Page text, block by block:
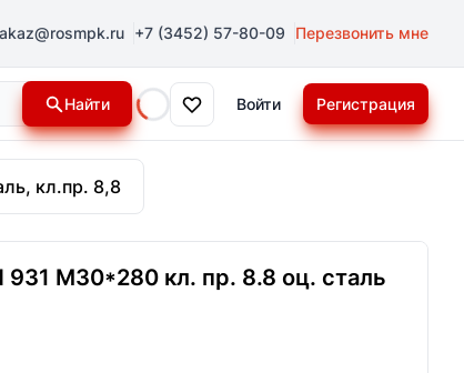
+7 (3452) 57-80-09 Перезвонить мне
Найти
Loading...
Войти Регистрация
кл.пр. 8,8
М30*280 кл. пр. 8.8 оц. сталь